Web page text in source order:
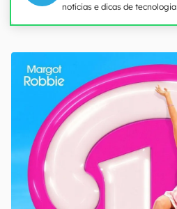
notícias e dicas de tecnologia